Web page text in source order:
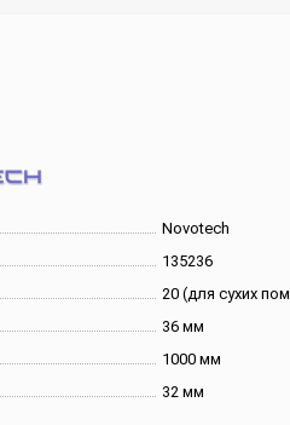
Novotech
135236
20 (для сухих
36 мм
1000 мм
32 мм